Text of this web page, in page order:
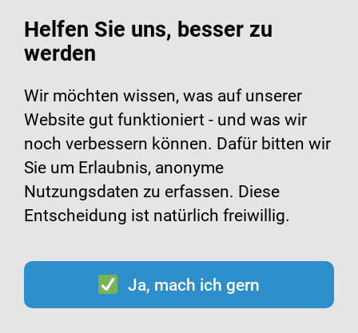
Helfen Sie uns, besser zu
werden
Wir möchten wissen, was auf unserer
Website gut funktioniert - und was wir
noch verbessern können. Dafür bitten wir
Sie um Erlaubnis, anonyme
Nutzungsdaten zu erfassen. Diese
Entscheidung ist natürlich freiwillig.
Ja, mach ich gern
RSV-Prophylaxe- und Impf-Check
starten!